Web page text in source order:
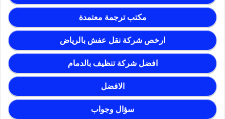
مكتب ترجمة معتمدة
ارخص شركة نقل عفش بالرياض
افضل شركة تنظيف بالدمام
الافضل
سؤال وجواب